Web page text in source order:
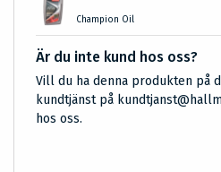
Champion Oil
Är du inte kund hos oss?
Vill du ha denna produkten på
kundtjänst på
hos oss.